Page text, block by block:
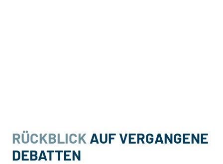
RÜCKBLICK AUF VERGANGENE
DEBATTEN